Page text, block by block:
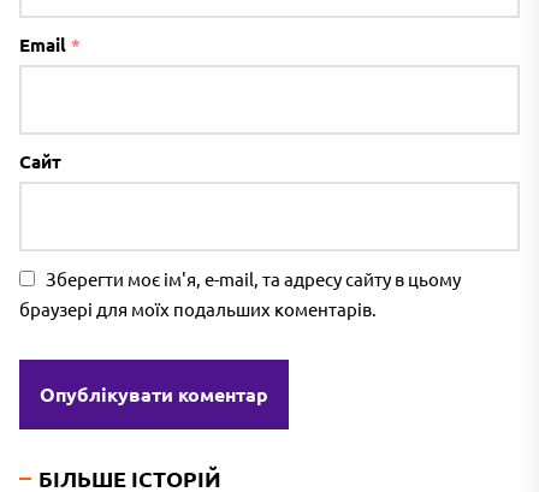
Email *
Сайт
Зберегти моє ім'я, e-mail, та адресу сайту в цьому
браузері для моїх подальших коментарів.
БІЛЬШЕ ІСТОРІЙ